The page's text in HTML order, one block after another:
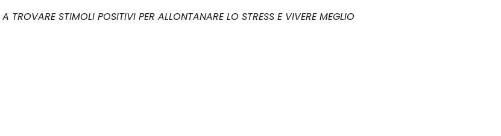
STIMOLI POSITIVI PER ALLONTANARE LO STRESS E VIVERE MEGLIO